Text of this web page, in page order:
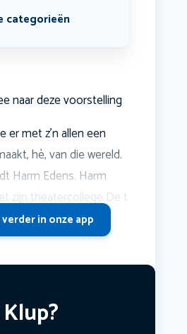
categorieën
naar deze voorstelling
er met z'n allen een
hè, van die wereld.
Harm Edens. Harm
zijn theatercollege De t
verder in onze app